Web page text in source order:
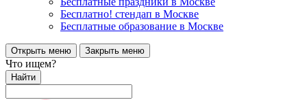
Бесплатно! стендап в Москве
Бесплатные образование в Москве
Открыть меню Закрыть меню
Что ищем?
Найти